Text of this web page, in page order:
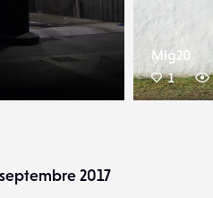
Mig20
1
2017